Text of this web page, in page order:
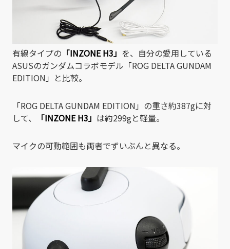
有線タイプの 「INZONE H3」 を、自分の愛用している
ASUSのガンダムコラボモデル「ROG DELTA GUNDAM
EDITION」と比較。
「ROG DELTA GUNDAM EDITION」の重さ約387gに対
して、
「INZONE H3」 は約299gと軽量。
マイクの可動範囲も両者でずいぶんと異なる。